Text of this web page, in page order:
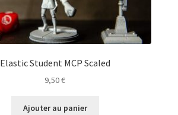
Elastic Student MCP Scaled
9,50€
Ajouter au panier